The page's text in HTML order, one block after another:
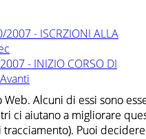
Alcuni di essi sono
ci aiutano a migliorare
Puoi
- ISCRZIONI ALLA
- INIZIO CORSO DI
Avanti
Alcuni di essi sono
ci aiutano a migliorare
Puoi